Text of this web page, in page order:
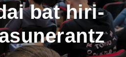
bat hiri-